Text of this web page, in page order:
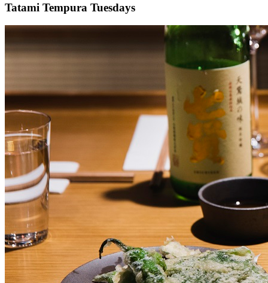
Tatami Tempura Tuesdays